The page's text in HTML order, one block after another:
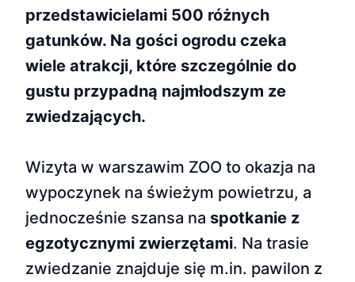
przedstawicielami 500 różnych
gatunków. Na gości ogrodu czeka
wiele atrakcji, które szczególnie do
gustu przypadną najmłodszym ze
zwiedzających.
Wizyta w warszawim ZOO to okazja na
wypoczynek na świeżym powietrzu, a
jednocześnie szansa na spotkanie z
egzotycznymi zwierzętami. Na trasie
zwiedzanie znajduje się m.in. pawilon z